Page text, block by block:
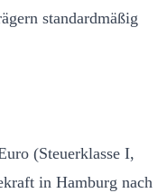
standardmäßig
(Steuerklasse I,
in Hamburg nach